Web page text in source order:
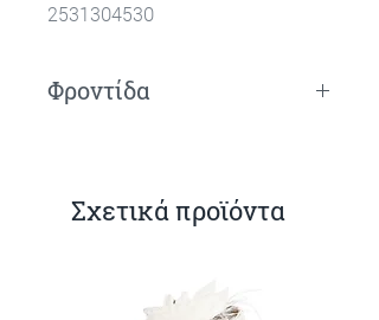
2531304530
Φροντίδα
Σχετικά προϊόντα